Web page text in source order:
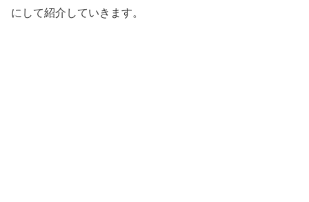
にして紹介していきます。